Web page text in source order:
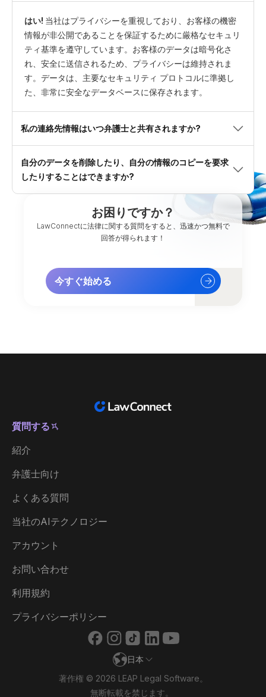
はい! 当社はプライバシーを重視しており、お客様の機密
情報が非公開であることを保証するために厳格なセキュリ
ティ基準を遵守しています。お客様のデータは暗号化さ
れ、安全に送信されるため、プライバシーは維持されま
す。データは、主要なセキュリティ プロトコルに準拠し
た、非常に安全なデータベースに保存されます。
私の連絡先情報はいつ弁護士と共有されますか?
自分のデータを削除したり、自分の情報のコピーを要求
したりすることはできますか?
お困りですか？
LawConnectに法律に関する質問をすると、迅速かつ無料で
回答が得られます！
今すぐ始める
質問する
紹介
弁護士向け
よくある質問
当社のAIテクノロジー
アカウント
お問い合わせ
利用規約
プライバシーポリシー
日本
日本
België
Deutschland
著作権 © 2026 LEAP Legal Software。
無断転載を禁じます。